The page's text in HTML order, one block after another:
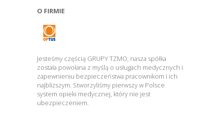
O FIRMIE
Jesteśmy częścią GRUPY TZMO, nasza spółka
została powołana z myślą o usługach medycznych i
zapewnieniu bezpieczeństwa pracownikom i ich
najbliższym. Stworzyliśmy pierwszy w Polsce
system opieki medycznej, który nie jest
ubezpieczeniem.